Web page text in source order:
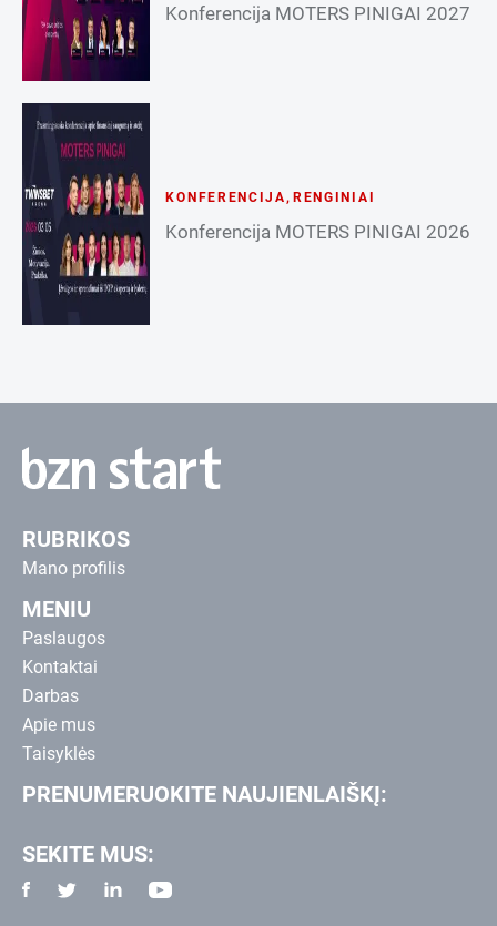
Konferencija MOTERS PINIGAI 2027
KONFERENCIJA, RENGINIAI
Konferencija MOTERS PINIGAI 2026
RUBRIKOS
Mano profilis
MENIU
Paslaugos
Kontaktai
Darbas
Apie mus
Taisyklės
PRENUMERUOKITE NAUJIENLAIŠKĮ:
SEKITE MUS: